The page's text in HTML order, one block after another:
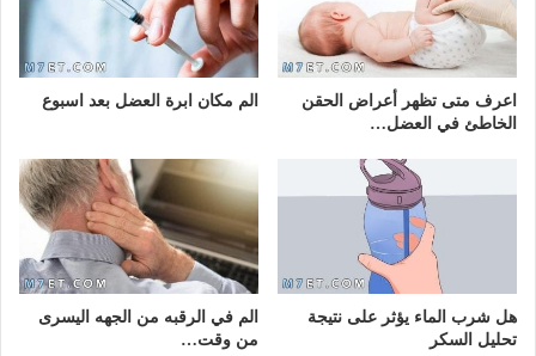
اعرف متى تظهر أعراض الحقن
الخاطئ في العضل…
الم مكان ابرة العضل بعد اسبوع
هل شرب الماء يؤثر على نتيجة
تحليل السكر
الم في الرقبه من الجهه اليسرى
من وقت…